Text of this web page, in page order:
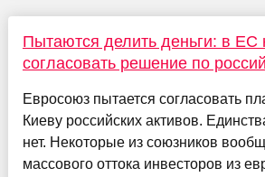
Пытаются делить деньги: в ЕС
согласовать решение по
Евросоюз пытается согласовать
Киеву российских активов.
нет. Некоторые из союзников
массового оттока инвесторов из